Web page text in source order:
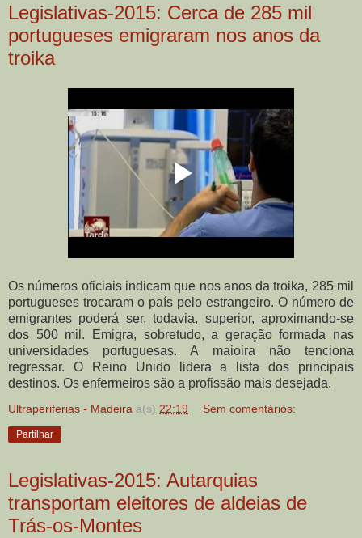
Legislativas-2015: Cerca de 285 mil
portugueses emigraram nos anos da
troika
Os números oficiais indicam que nos anos da troika, 285 mil
portugueses trocaram o país pelo estrangeiro. O número de
emigrantes poderá ser, todavia, superior, aproximando-se
dos 500 mil. Emigra, sobretudo, a geração formada nas
universidades portuguesas. A maioira não tenciona
regressar. O Reino Unido lidera a lista dos principais
destinos. Os enfermeiros são a profissão mais desejada.
Ultraperiferias - Madeira à(s) 22:19 Sem comentários:
Partilhar
Legislativas-2015: Autarquias
transportam eleitores de aldeias de
Trás-os-Montes